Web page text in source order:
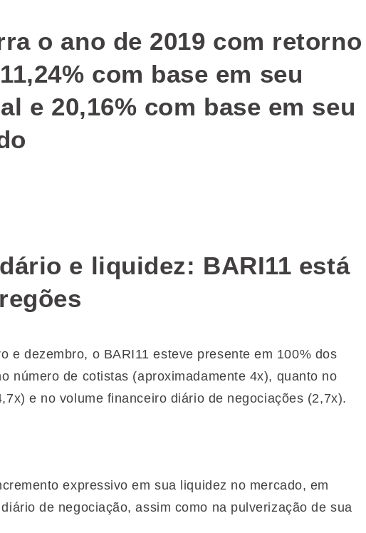
o ano de 2019 com retorno
com base em seu
e 20,16% com base em seu
e liquidez: BARI11 está
e dezembro, o BARI11 esteve presente em 100% dos
número de cotistas (aproximadamente 4x), quanto no
e no volume financeiro diário de negociações (2,7x).
expressivo em sua liquidez no mercado, em
de negociação, assim como na pulverização de sua